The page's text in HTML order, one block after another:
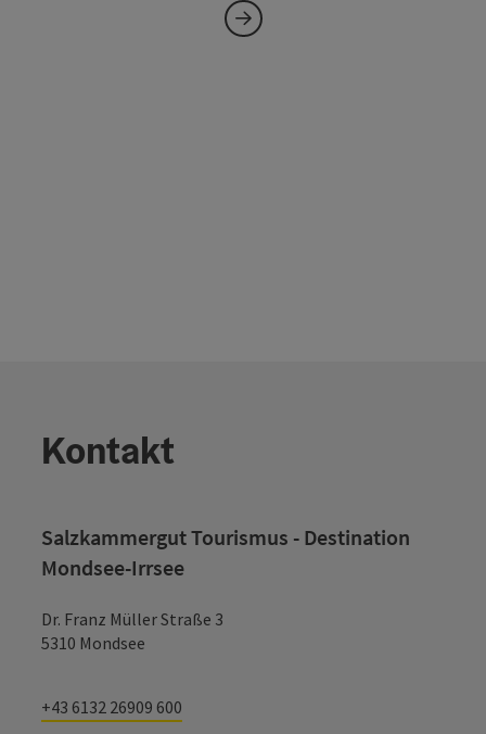
Kontakt
Salzkammergut Tourismus - Destination
Mondsee-Irrsee
Dr. Franz Müller Straße 3
5310 Mondsee
+43 6132 26909 600